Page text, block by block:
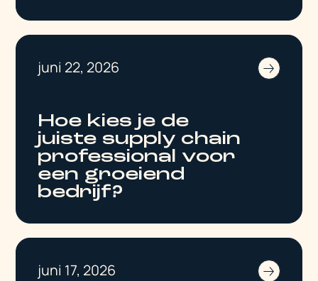
juni 22, 2026
Hoe kies je de
juiste supply chain
professional voor
een groeiend
bedrijf?
juni 17, 2026